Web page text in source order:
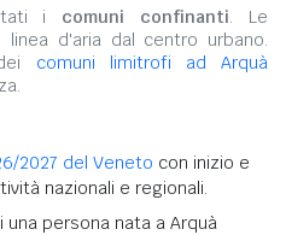
i comuni confinanti. Le
d'aria dal centro urbano.
comuni limitrofi ad Arquà
2027 del Veneto con inizio e
nazionali e regionali.
una persona nata a Arquà